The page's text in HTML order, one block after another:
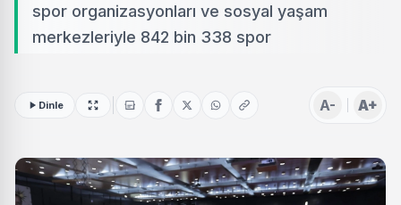
spor organizasyonları ve sosyal yaşam
merkezleriyle 842 bin 338 spor
Dinle A- A+